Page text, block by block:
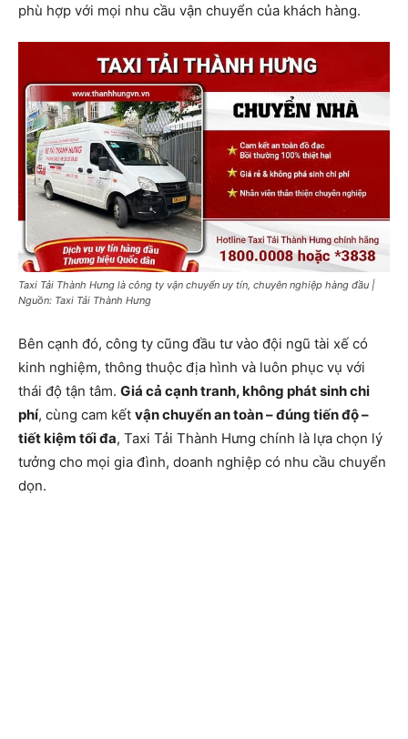
phù hợp với mọi nhu cầu vận chuyển của khách hàng.
Taxi Tải Thành Hưng là công ty vận chuyển uy tín, chuyên nghiệp hàng đầu |
Nguồn: Taxi Tải Thành Hưng
Bên cạnh đó, công ty cũng đầu tư vào đội ngũ tài xế có
kinh nghiệm, thông thuộc địa hình và luôn phục vụ với
thái độ tận tâm. Giá cả cạnh tranh, không phát sinh chi
phí, cùng cam kết vận chuyển an toàn – đúng tiến độ –
tiết kiệm tối đa, Taxi Tải Thành Hưng chính là lựa chọn lý
tưởng cho mọi gia đình, doanh nghiệp có nhu cầu chuyển
dọn.